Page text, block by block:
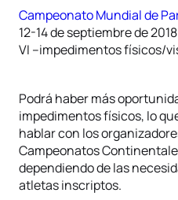
Campeonato Mundial de
12-14 de septiembre de
VI –impedimentos físicos/
Podrá haber más
impedimentos físicos, lo
hablar con los
Campeonatos
dependiendo de las
atletas inscriptos.